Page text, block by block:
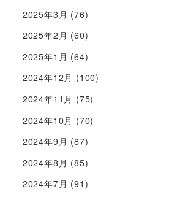
2025年3月 (76)
2025年2月 (60)
2025年1月 (64)
2024年12月 (100)
2024年11月 (75)
2024年10月 (70)
2024年9月 (87)
2024年8月 (85)
2024年7月 (91)